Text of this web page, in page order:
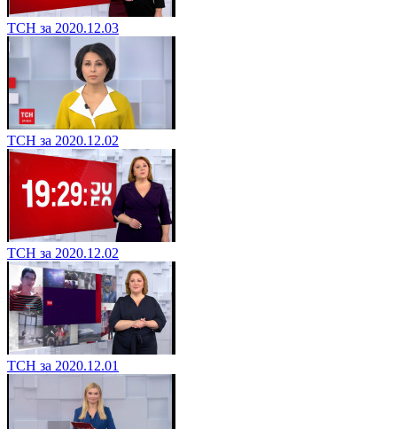
ТСН за 2020.12.03
ТСН за 2020.12.02
ТСН за 2020.12.02
ТСН за 2020.12.01